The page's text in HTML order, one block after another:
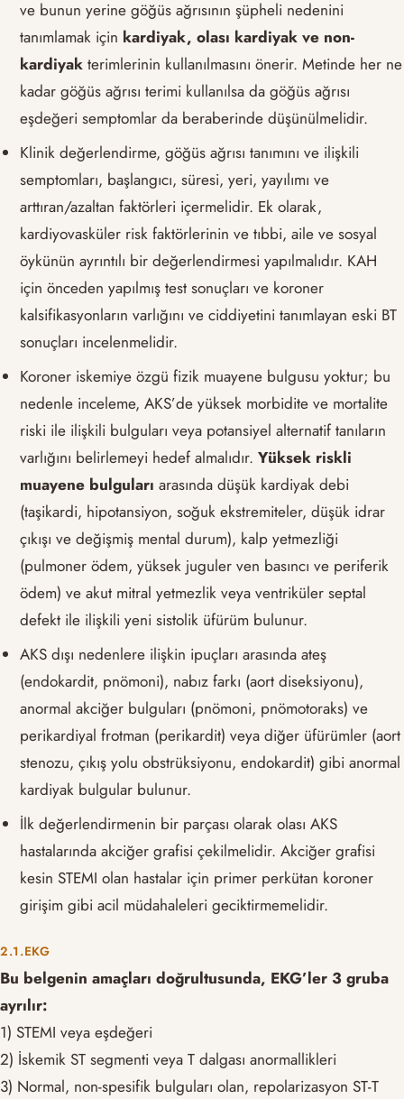
ve bunun yerine göğüs ağrısının şüpheli nedenini
tanımlamak için kardiyak, olası kardiyak ve non-
kardiyakterimlerinin kullanılmasını önerir. Metinde her ne
kadar göğüs ağrısı terimi kullanılsa da göğüs ağrısı
eşdeğeri semptomlar da beraberinde düşünülmelidir.
Klinik değerlendirme, göğüs ağrısı tanımını ve ilişkili
semptomları, başlangıcı, süresi, yeri, yayılımı ve
arttıran/azaltan faktörleri içermelidir. Ek olarak,
kardiyovasküler risk faktörlerinin ve tıbbi, aile ve sosyal
öykünün ayrıntılı bir değerlendirmesi yapılmalıdır. KAH
için önceden yapılmış test sonuçları ve koroner
kalsifikasyonların varlığını ve ciddiyetini tanımlayan eski BT
sonuçları incelenmelidir.
Koroner iskemiye özgü fizik muayene bulgusu yoktur; bu
nedenle inceleme, AKS’de yüksek morbidite ve mortalite
riski ile ilişkili bulguları veya potansiyel alternatif tanıların
varlığını belirlemeyi hedef almalıdır.Yüksek riskli
muayene bulgularıarasında düşük kardiyak debi
(taşikardi, hipotansiyon, soğuk ekstremiteler, düşük idrar
çıkışı ve değişmiş mental durum), kalp yetmezliği
(pulmoner ödem, yüksek juguler ven basıncı ve periferik
ödem) ve akut mitral yetmezlik veya ventriküler septal
defekt ile ilişkili yeni sistolik üfürüm bulunur.
AKS dışı nedenlere ilişkin ipuçları arasında ateş
(endokardit, pnömoni), nabız farkı (aort diseksiyonu),
anormal akciğer bulguları (pnömoni, pnömotoraks) ve
perikardiyal frotman (perikardit) veya diğer üfürümler (aort
stenozu, çıkış yolu obstrüksiyonu, endokardit) gibi anormal
kardiyak bulgular bulunur.
İlk değerlendirmenin bir parçası olarak olası AKS
hastalarında akciğer grafisi çekilmelidir. Akciğer grafisi
kesin STEMI olan hastalar için primer perkütan koroner
girişim gibi acil müdahaleleri geciktirmemelidir.
2.1.EKG
Bu belgenin amaçları doğrultusunda, EKG’ler 3 gruba
ayrılır:
1) STEMI veya eşdeğeri
2) İskemik ST segmenti veya T dalgası anormallikleri
3) Normal, non-spesifik bulguları olan, repolarizasyon ST-T